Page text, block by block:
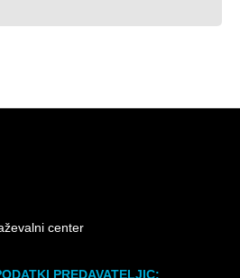
center
PREDAVATELJIC: